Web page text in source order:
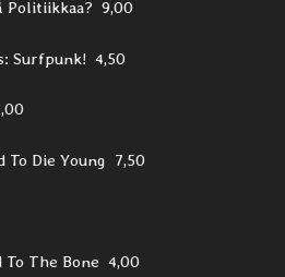
Politiikkaa? 9,00
Surfpunk! 4,50
To Die Young 7,50
To The Bone 4,00